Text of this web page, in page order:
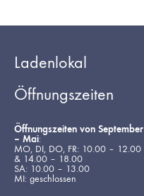
Ladenlokal
Öffnungszeiten
Öffnungszeiten von September
– Mai:
MO, DI, DO, FR: 10.00 – 12.00
& 14.00 – 18.00
SA: 10.00 – 13.00
MI: geschlossen